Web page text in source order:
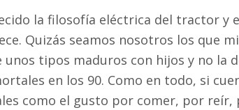
la filosofía eléctrica del tractor y
Quizás seamos nosotros los que
unos tipos maduros con hijos y no la
en los 90. Como en todo, si
como el gusto por comer, por reír,